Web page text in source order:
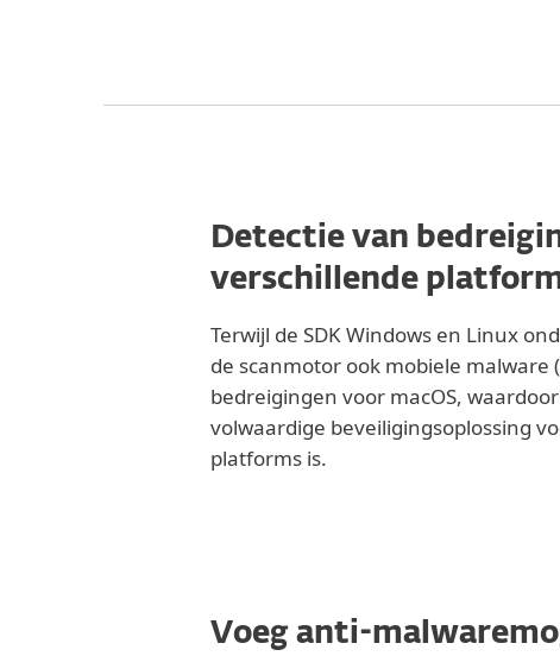
Detectie van
verschillende
Terwijl de SDK Windows en Linux
de scanmotor ook mobiele malware
bedreigingen voor macOS,
volwaardige beveiligingsoplossing
platforms is.
Voeg anti-